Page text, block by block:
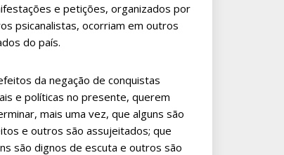
e petições, organizados por
psicanalistas, ocorriam em outros
do país.
da negação de conquistas
e políticas no presente, querem
mais uma vez, que alguns são
e outros são assujeitados; que
são dignos de escuta e outros são